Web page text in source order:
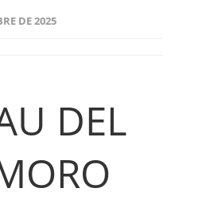
DE 2025
DEL